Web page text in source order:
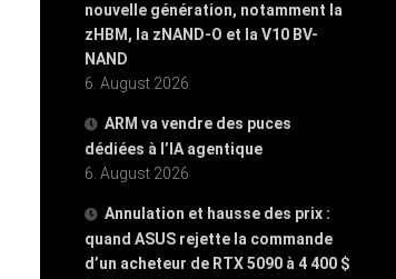
nouvelle génération, notamment la
zHBM, la zNAND-O et la V10 BV-
NAND
6. August 2026
ARM va vendre des puces
dédiées à l’IA agentique
6. August 2026
Annulation et hausse des prix :
quand ASUS rejette la commande
d’un acheteur de RTX 5090 à 4 400 $